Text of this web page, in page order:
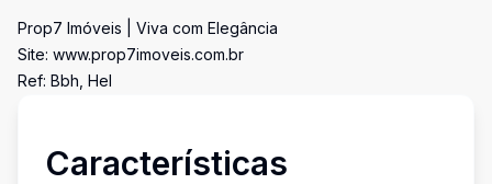
Prop7 Imóveis | Viva com Elegância
Site: www.prop7imoveis.com.br
Ref: Bbh, Hel
Características